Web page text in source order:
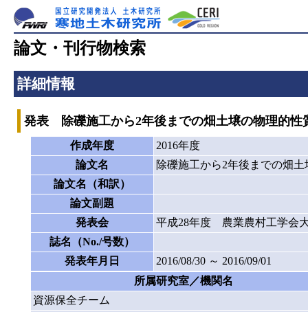
論文・刊行物検索
詳細情報
発表 除礫施工から2年後までの畑土壌の物理的性
作成年度
2016年度
論文名
除礫施工から2年後までの畑
論文名（和訳）
論文副題
発表会
平成28年度 農業農村工学会
誌名（No./号数）
発表年月日
2016/08/30 ～ 2016/09/01
所属研究室／機関名
資源保全チーム